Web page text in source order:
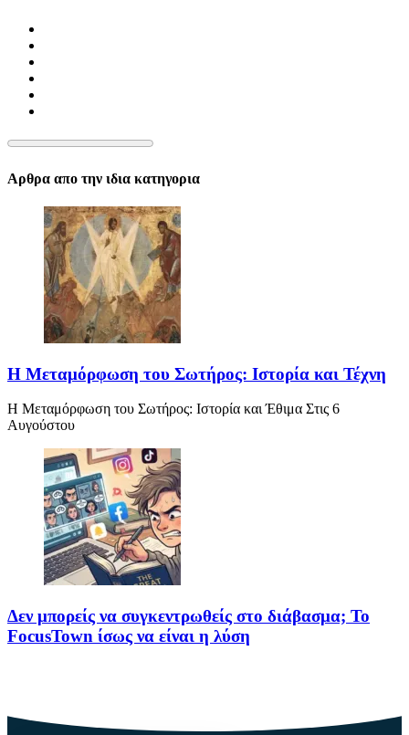
Αρθρα απο την ιδια κατηγορια
Η Μεταμόρφωση του Σωτήρος: Ιστορία και Τέχνη
Η Μεταμόρφωση του Σωτήρος: Ιστορία και Έθιμα Στις 6
Αυγούστου
Δεν μπορείς να συγκεντρωθείς στο διάβασμα; Το
FocusTown ίσως να είναι η λύση